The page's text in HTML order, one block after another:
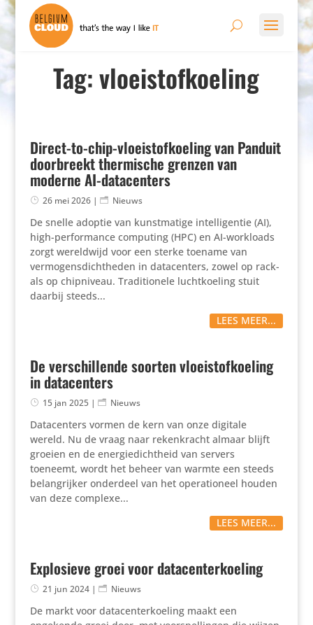
Tag: vloeistofkoeling
Direct-to-chip-vloeistofkoeling van Panduit
doorbreekt thermische grenzen van
moderne AI-datacenters
26 mei 2026| Nieuws
De snelle adoptie van kunstmatige intelligentie (AI),
high-performance computing (HPC) en AI-workloads
zorgt wereldwijd voor een sterke toename van
vermogensdichtheden in datacenters, zowel op rack-
als op chipniveau. Traditionele luchtkoeling stuit
daarbij steeds...
LEES MEER...
De verschillende soorten vloeistofkoeling
in datacenters
15 jan 2025| Nieuws
Datacenters vormen de kern van onze digitale
wereld. Nu de vraag naar rekenkracht almaar blijft
groeien en de energiedichtheid van servers
toeneemt, wordt het beheer van warmte een steeds
belangrijker onderdeel van het operationeel houden
van deze complexe...
LEES MEER...
Explosieve groei voor datacenterkoeling
21 jun 2024| Nieuws
De markt voor datacenterkoeling maakt een